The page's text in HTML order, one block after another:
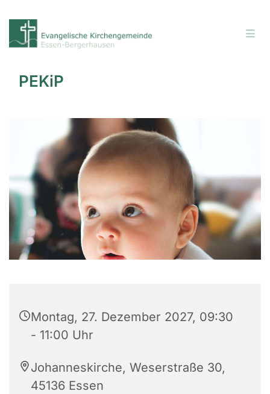
PEKiP
Montag, 27. Dezember 2027, 09:30
- 11:00 Uhr
Johanneskirche, Weserstraße 30,
45136 Essen